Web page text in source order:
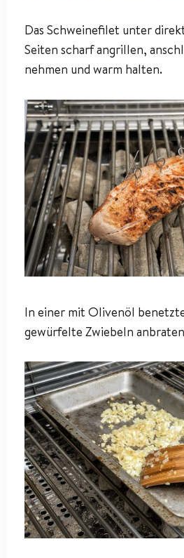
Das Schweinefilet unter
Seiten scharf angrillen,
nehmen und warm halten.
In einer mit Olivenöl
gewürfelte Zwiebeln